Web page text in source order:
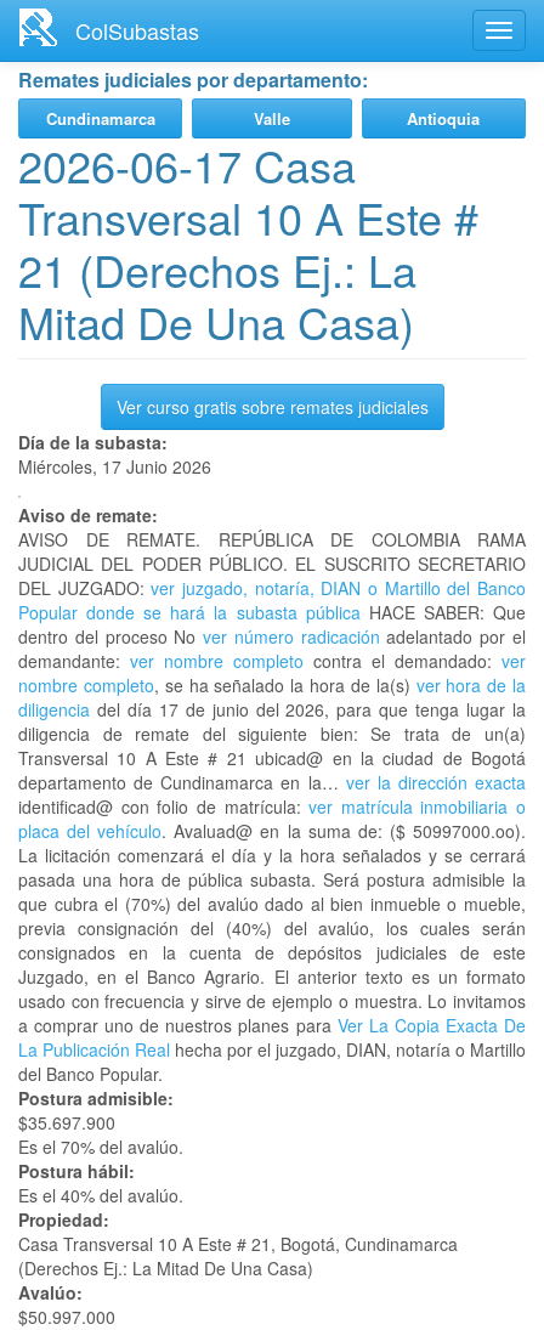
contenido
principal
ColSubastas
Remates judiciales por departamento:
Cundinamarca Valle Antioquia
2026-06-17 Casa
Transversal 10 A Este #
21 (Derechos Ej.: La
Mitad De Una Casa)
Ver curso gratis sobre remates judiciales
Día de la subasta:
Miércoles, 17 Junio 2026
Aviso de remate:
AVISO DE REMATE. REPÚBLICA DE COLOMBIA RAMA
JUDICIAL DEL PODER PÚBLICO. EL SUSCRITO SECRETARIO
DEL JUZGADO: ver juzgado, notaría, DIAN o Martillo del Banco
Popular donde se hará la subasta públicaHACE SABER: Que
dentro del proceso Nover número radicación adelantado por el
demandante: ver nombre completo contra el demandado: ver
nombre completo, se ha señalado la hora de la(s) ver hora de la
diligencia del día 17 de junio del 2026, para que tenga lugar la
diligencia de remate del siguiente bien: Se trata de un(a)
Transversal 10 A Este # 21 ubicad@ en la ciudad de Bogotá
departamento de Cundinamarca en la… ver la dirección exacta
identificad@ con folio de matrícula:ver matrícula inmobiliaria o
placa del vehículo. Avaluad@ en la suma de: ($ 50997000.oo).
La licitación comenzará el día y la hora señalados y se cerrará
pasada una hora de pública subasta. Será postura admisible la
que cubra el (70%) del avalúo dado al bien inmueble o mueble,
previa consignación del (40%) del avalúo, los cuales serán
consignados en la cuenta de depósitos judiciales de este
Juzgado, en el Banco Agrario. El anterior texto es un formato
usado con frecuencia y sirve de ejemplo o muestra. Lo invitamos
a comprar uno de nuestros planes para Ver La Copia Exacta De
La Publicación Real hecha por el juzgado, DIAN, notaría o Martillo
del Banco Popular.
Postura admisible:
$35.697.900
Es el 70% del avalúo.
Postura hábil:
Es el 40% del avalúo.
Propiedad:
Casa Transversal 10 A Este # 21, Bogotá, Cundinamarca
(Derechos Ej.: La Mitad De Una Casa)
Avalúo:
$50.997.000